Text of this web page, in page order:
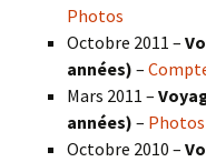
Photos
Octobre 2011 –
années) –
Mars 2011 –
années) – Photos
Octobre 2010 –